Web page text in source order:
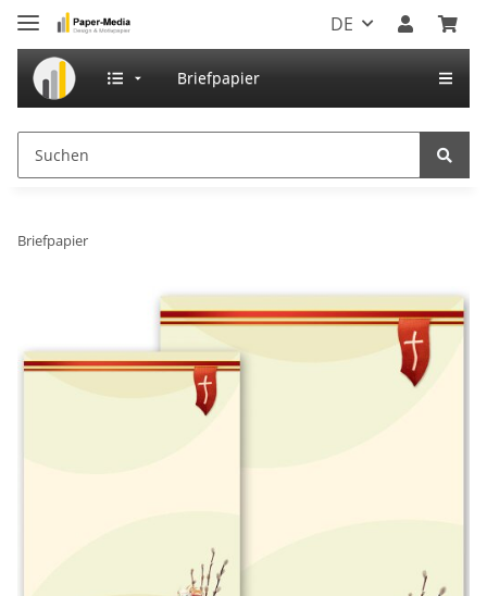
DE
Briefpapier
Briefpapier